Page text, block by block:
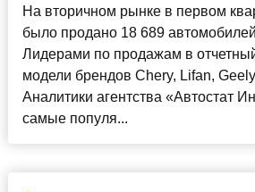
На вторичном рынке в первом
было продано 18 689
Лидерами по продажам в
модели брендов Chery, Lifan,
Аналитики агентства «Автостат
самые популя...